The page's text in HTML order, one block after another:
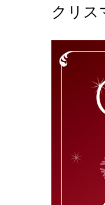
クリス